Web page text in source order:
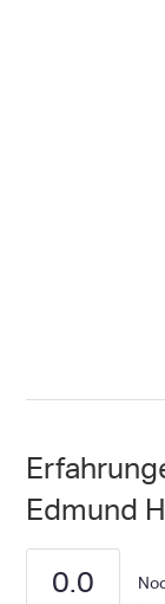
Edmund
0.0